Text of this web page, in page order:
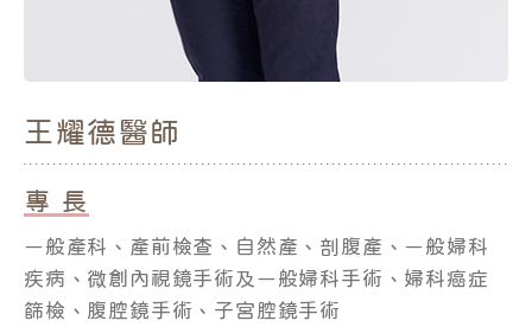
王耀德醫師
專 長
ㄧ般產科、產前檢查、自然產、剖腹產、ㄧ般婦科
疾病、微創內視鏡手術及ㄧ般婦科手術、婦科癌症
篩檢、腹腔鏡手術、子宮腔鏡手術